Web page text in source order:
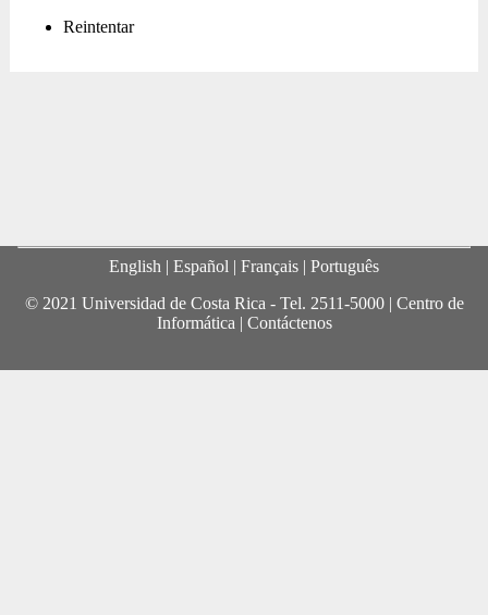
Reintentar
English | Español | Français | Português
© 2021 Universidad de Costa Rica - Tel. 2511-5000| Centro de
Informática | Contáctenos